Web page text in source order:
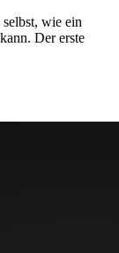
selbst, wie ein
Der erste